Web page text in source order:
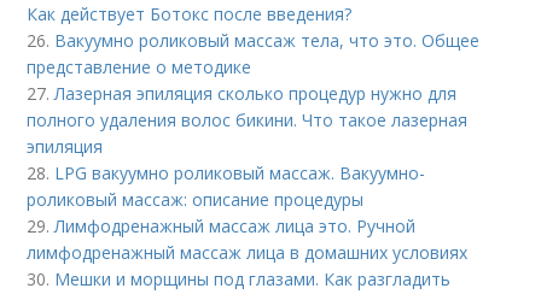
Как действует Ботокс после введения?
26. Вакуумно роликовый массаж тела, что это. Общее
представление о методике
27.Лазерная эпиляция сколько процедур нужно для
полного удаления волос бикини. Что такое лазерная
эпиляция
28. LPG вакуумно роликовый массаж. Вакуумно-
роликовый массаж: описание процедуры
29.Лимфодренажный массаж лица это. Ручной
лимфодренажный массаж лица в домашних условиях
30. Мешки и морщины под глазами. Как разгладить